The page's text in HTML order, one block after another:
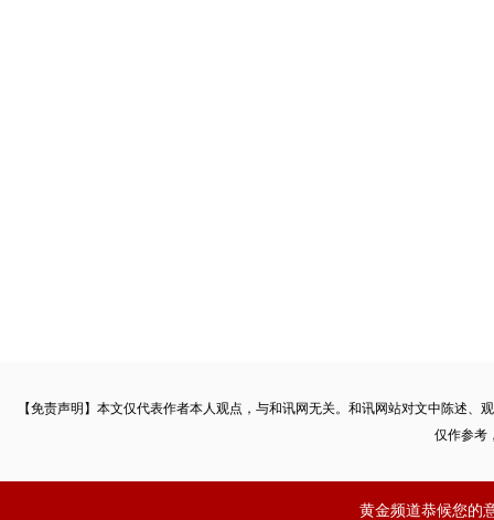
【免责声明】本文仅代表作者本人观点，与和讯网无关。和讯网站对文中陈述
仅作参考
黄金频道恭候您的